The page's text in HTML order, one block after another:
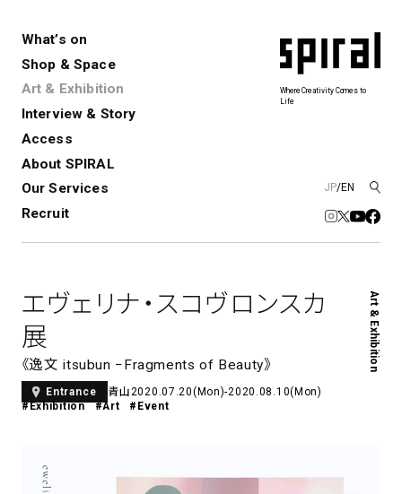
What’s on
Shop & Space
Art & Exhibition
Interview & Story
Access
About SPIRAL
Our Services
Recruit
JP/EN
Where Creativity Comes to
Life
Spiral
Spiral Market 6
青山
⼆⼦⽟川 Dogwood Plaza
Spiral Hall
Exhibition
展覧会やイベント
演劇やダンス、ライブ公演、イベント
Art Projects
アートプロジェクト・イベント
とした公募展形式のアートフェスティ
Spiral Schole
スパイラルが推進するエデュケーシ
SPIRALのご紹介
Spiral Annual Report プレスリリース
レンタルスペース
コンサルティング 商品開発
新卒採用
アルバイト・その他
エヴェリナ・スコヴロンスカ
展
《逸文 itsubun −Fragments of Beauty》
Entrance 青山 2020.07.20(Mon)-2020.08.10(Mon)
#Exhibition
#Art #Event
Art & Exhibition